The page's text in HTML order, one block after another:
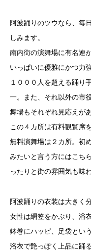
阿波踊りのツウなら、毎
しみます。
南内街の演舞場に有名連
いっぱいに優雅にかつ力
１０００人を超える踊り
一。また、それ以外の市
舞場もそれぞれ見応えが
この４カ所は有料観覧席
無料演舞場は２カ所。初
みたいと言う方にはこち
ったりと街の雰囲気も味
阿波踊りの衣装は大きく
女性は網笠をかぶり、浴
鉢巻にハッピ、足袋とい
浴衣で艶っぽく上品に踊